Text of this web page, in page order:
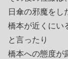
日傘の邪魔をし
橋本が近くにい
と言ったり
橋本への態度が